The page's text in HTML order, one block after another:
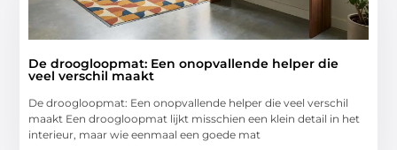
De droogloopmat: Een onopvallende helper die
veel verschil maakt
De droogloopmat: Een onopvallende helper die veel verschil
maakt Een droogloopmat lijkt misschien een klein detail in het
interieur, maar wie eenmaal een goede mat